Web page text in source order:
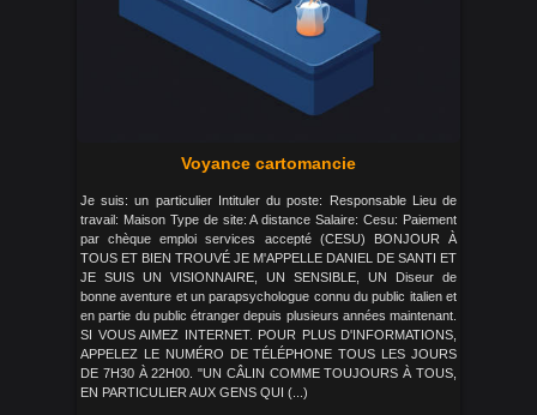
Voyance cartomancie
Je suis: un particulier Intituler du poste: Responsable Lieu de
travail: Maison Type de site: A distance Salaire: Cesu: Paiement
par chèque emploi services accepté (CESU) BONJOUR À
TOUS ET BIEN TROUVÉ JE M'APPELLE DANIEL DE SANTI ET
JE SUIS UN VISIONNAIRE, UN SENSIBLE, UN Diseur de
bonne aventure et un parapsychologue connu du public italien et
en partie du public étranger depuis plusieurs années maintenant.
SI VOUS AIMEZ INTERNET. POUR PLUS D'INFORMATIONS,
APPELEZ LE NUMÉRO DE TÉLÉPHONE TOUS LES JOURS
DE 7H30 À 22H00. "UN CÂLIN COMME TOUJOURS À TOUS,
EN PARTICULIER AUX GENS QUI (...)